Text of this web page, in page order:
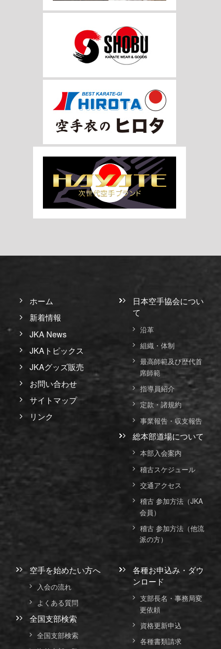
ホーム
新着情報
JKA News
JKAトピックス
JKAグッズ販売
お問い合わせ
サイトマップ
リンク
日本空手協会につい
て
沿革
組織・体制
最高師範及び歴代首
席師範
指導員紹介
定款・諸規約
事業報告・収支報告
総本部道場について
本部入会案内
稽古スケジュール
交通アクセス
稽古 参加方法（JKA
会員）
稽古 参加方法（他流
派の方）
空手を始めたい方へ
入会の流れ
よくある質問
全国支部検索
全国支部検索
各種お申込み・ダウ
ンロード
支部長名・事務局変
更依頼
資格更新申込
各種書類請求